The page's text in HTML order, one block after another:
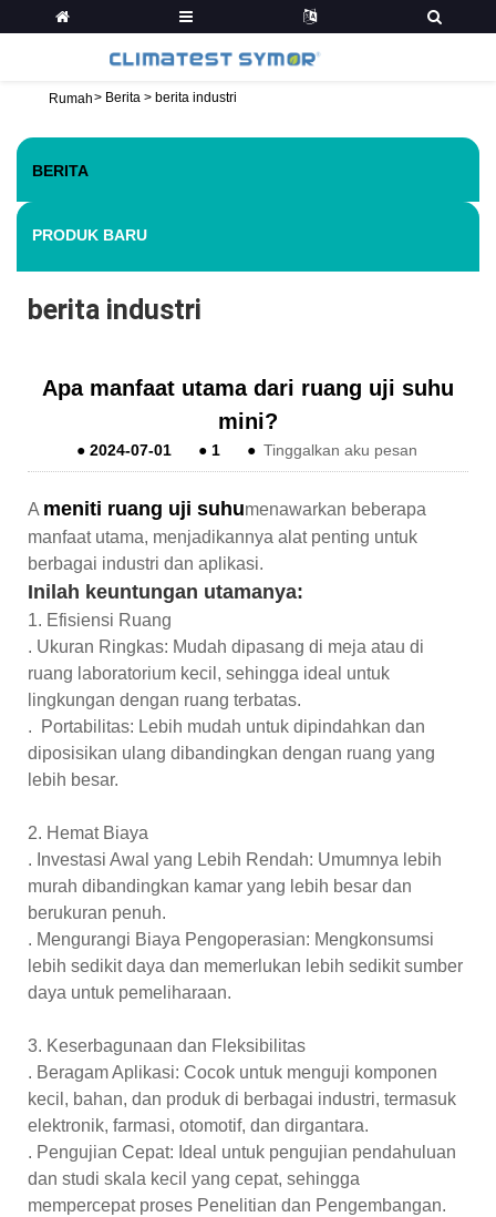
Rumah> Berita > berita industri
BERITA
PRODUK BARU
berita industri
Apa manfaat utama dari ruang uji suhu
mini?
● 2024-07-01 ● 1 ● Tinggalkan aku pesan
A meniti ruang uji suhumenawarkan beberapa
manfaat utama, menjadikannya alat penting untuk
berbagai industri dan aplikasi.
Inilah keuntungan utamanya:
1. Efisiensi Ruang
. Ukuran Ringkas: Mudah dipasang di meja atau di
ruang laboratorium kecil, sehingga ideal untuk
lingkungan dengan ruang terbatas.
. Portabilitas: Lebih mudah untuk dipindahkan dan
diposisikan ulang dibandingkan dengan ruang yang
lebih besar.
2. Hemat Biaya
. Investasi Awal yang Lebih Rendah: Umumnya lebih
murah dibandingkan kamar yang lebih besar dan
berukuran penuh.
. Mengurangi Biaya Pengoperasian: Mengkonsumsi
lebih sedikit daya dan memerlukan lebih sedikit sumber
daya untuk pemeliharaan.
3. Keserbagunaan dan Fleksibilitas
. Beragam Aplikasi: Cocok untuk menguji komponen
kecil, bahan, dan produk di berbagai industri, termasuk
elektronik, farmasi, otomotif, dan dirgantara.
. Pengujian Cepat: Ideal untuk pengujian pendahuluan
dan studi skala kecil yang cepat, sehingga
mempercepat proses Penelitian dan Pengembangan.